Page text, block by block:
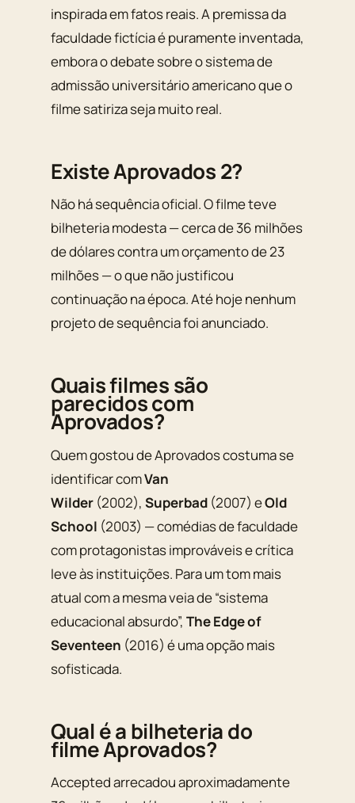
inspirada em fatos reais. A premissa da
faculdade fictícia é puramente inventada,
embora o debate sobre o sistema de
admissão universitário americano que o
filme satiriza seja muito real.
Existe Aprovados 2?
Não há sequência oficial. O filme teve
bilheteria modesta — cerca de 36 milhões
de dólares contra um orçamento de 23
milhões — o que não justificou
continuação na época. Até hoje nenhum
projeto de sequência foi anunciado.
Quais filmes são
parecidos com
Aprovados?
Quem gostou deAprovadoscostuma se
identificar comVan
Wilder (2002), Superbad (2007) eOld
School (2003) — comédias de faculdade
com protagonistas improváveis e crítica
leve às instituições. Para um tom mais
atual com a mesma veia de “sistema
educacional absurdo”, The Edge of
Seventeen (2016) é uma opção mais
sofisticada.
Qual é a bilheteria do
filme Aprovados?
Acceptedarrecadou aproximadamente